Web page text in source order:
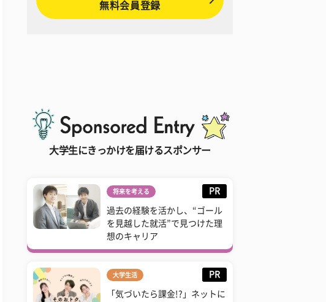
無料会員登録
大学生にきっかけを届けるスポンサー
将来を考える PR
過去の経験を活かし、“ゴール
を見越した就活”で見つけた理
想のキャリア
大学生活 PR
「気づいたら課金!?」ネットに